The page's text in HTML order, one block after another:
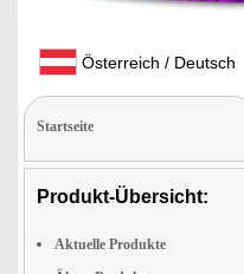
Österreich / Deutsch
Startseite
Produkt-Übersicht:
Aktuelle Produkte